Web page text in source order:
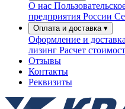
О нас
предприятия России
Оплата и доставка ▾
Оформление и доставка
лизинг Расчет
Отзывы
Контакты
Реквизиты